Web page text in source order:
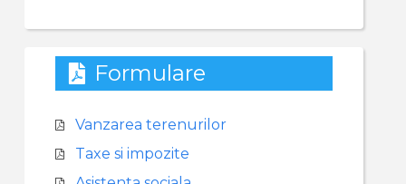
Formulare
Vanzarea terenurilor
Taxe si impozite